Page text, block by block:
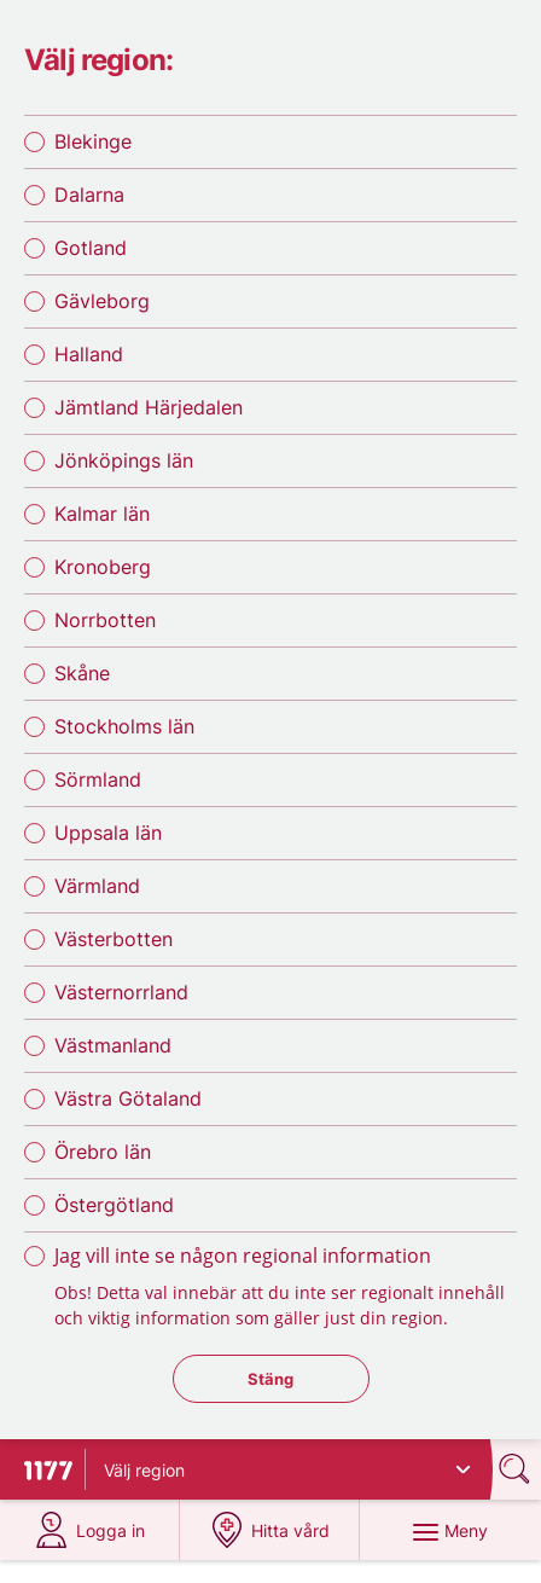
Välj region:
Blekinge
Dalarna
Gotland
Gävleborg
Halland
Jämtland Härjedalen
Jönköpings län
Kalmar län
Kronoberg
Norrbotten
Skåne
Stockholms län
Sörmland
Uppsala län
Värmland
Västerbotten
Västernorrland
Västmanland
Västra Götaland
Örebro län
Östergötland
Jag vill inte se någon regional information
Obs! Detta val innebär att du inte ser regionalt innehåll
och viktig information som gäller just din region.
Stäng regionsväljaren
Stäng
Till startsidan för 1177
Välj region
Logga in
på 1177.se
Hitta vård
på 1177.se
Meny